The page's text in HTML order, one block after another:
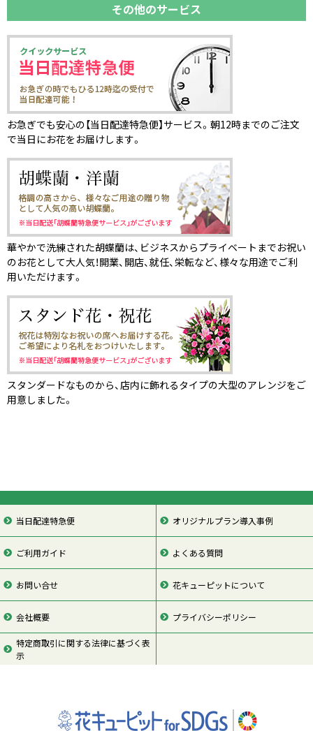
その他のサービス
お急ぎでも安心の【当日配達特急便】サービス。朝12時までのご注文
で当日にお花をお届けします。
華やかで洗練された胡蝶蘭は、ビジネスからプライベートまでお祝い
のお花として大人気！開業、開店、就任、栄転など、様々な用途でご利
用いただけます。
スタンダードなものから、店内に飾れるタイプの大型のアレンジをご
用意しました。
当日配達特急便 オリジナルプラン導入事例
ご利用ガイド よくある質問
お問い合せ 花キューピットについて
会社概要 プライバシーポリシー
特定商取引に関する法律に基づく表
示